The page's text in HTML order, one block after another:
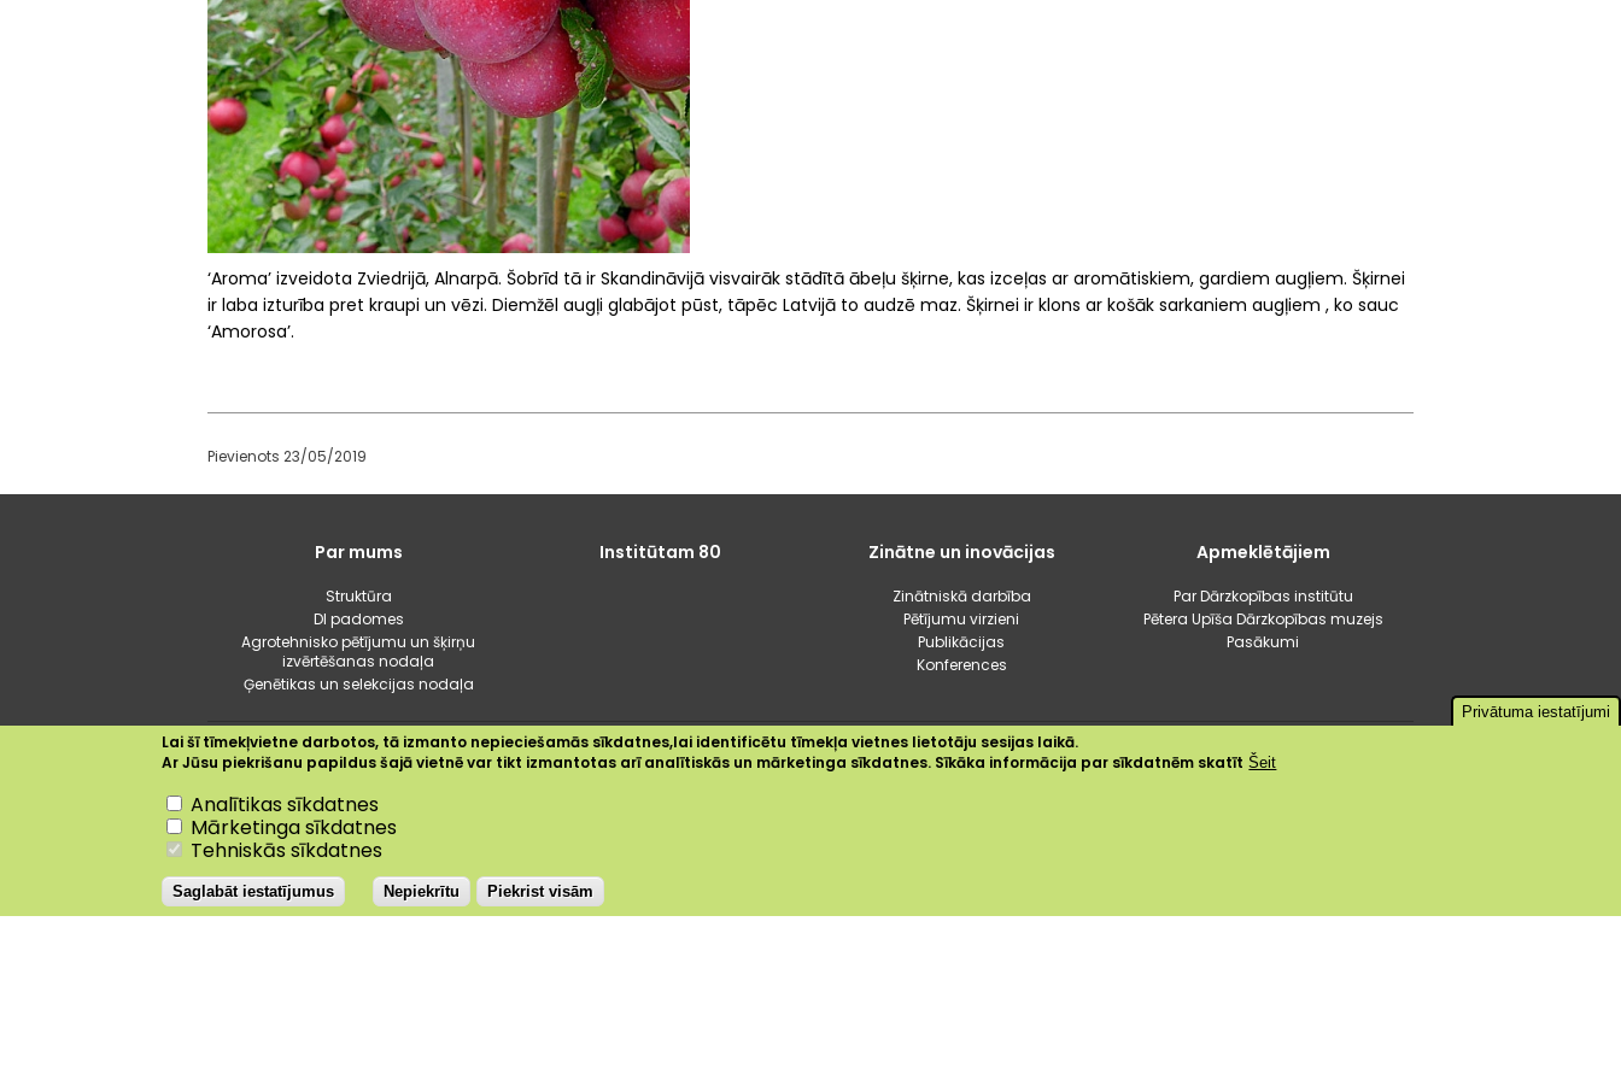
‘Aroma’ izveidota Zviedrijā, Alnarpā. Šobrīd tā ir Skandināvijā visvairāk stādītā ābeļu šķirne, kas izceļas ar aromātiskiem, gardiem augļiem. Šķirnei
ir laba izturība pret kraupi un vēzi. Diemžēl augļi glabājot pūst, tāpēc Latvijā to audzē maz. Šķirnei ir klons ar košāk sarkaniem augļiem , ko sauc
‘Amorosa’.
Pievienots 23/05/2019
Par mums
Struktūra
DI padomes
Agrotehnisko pētījumu un šķirņu
izvērtēšanas nodaļa
Ģenētikas un selekcijas nodaļa
Institūtam 80 Zinātne un inovācijas
Zinātniskā darbība
Pētījumu virzieni
Publikācijas
Konferences
Apmeklētājiem
Par Dārzkopības institūtu
Pētera Upīša Dārzkopības muzejs
Pasākumi
Dobele +19.8°C
2024 © Dārzkopības institūts
Privātuma iestatījumi
Lai šī tīmekļvietne darbotos, tā izmanto nepieciešamās sīkdatnes,lai identificētu tīmekļa vietnes lietotāju sesijas laikā.
Ar Jūsu piekrišanu papildus šajā vietnē var tikt izmantotas arī analītiskās un mārketinga sīkdatnes. Sīkāka informācija par sīkdatnēm skatīt Šeit
Analītikas sīkdatnes
Mārketinga sīkdatnes
Tehniskās sīkdatnes
Saglabāt iestatījumus Nepiekrītu Piekrist visām